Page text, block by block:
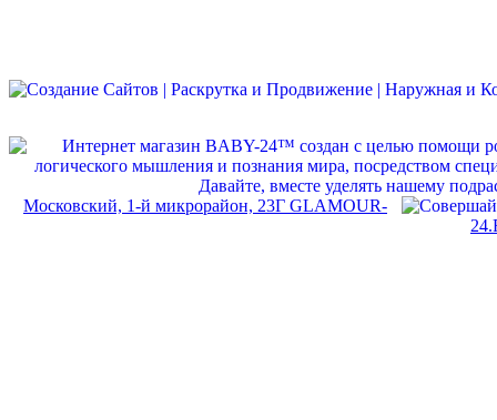
Московский, 1-й микрорайон, 23Г GLAMOUR-